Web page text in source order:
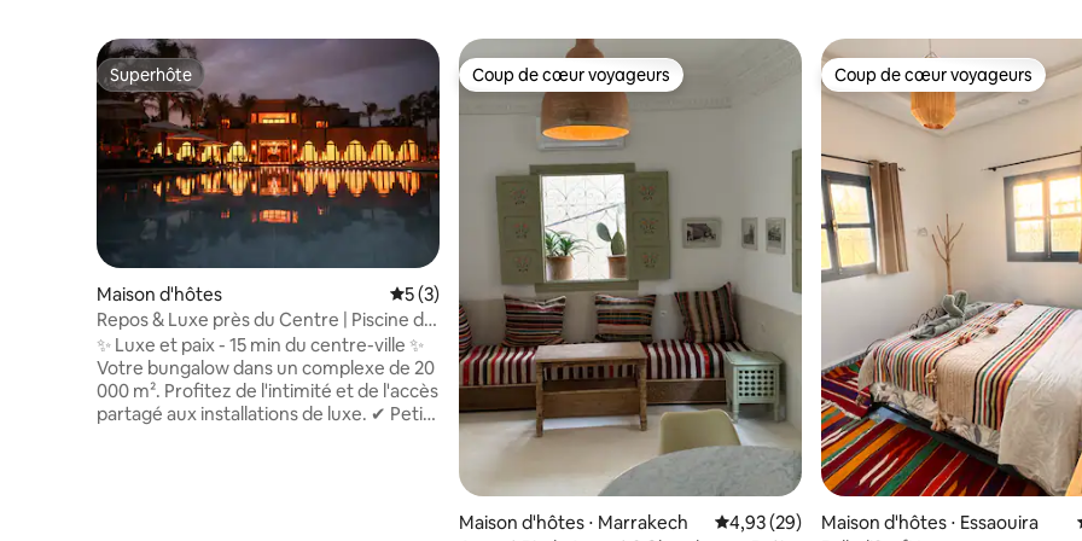
Superhôte
Superhôte
Maison d'hôtes Évaluation moyenne sur la base de 3 commentaires : 5 sur 5
5 (3)
Repos & Luxe près du Centre | Piscine de
10m
✨ Luxe et paix - 15 min du centre-ville ✨
Votre bungalow dans un complexe de 20
000 m². Profitez de l'intimité et de l'accès
partagé aux installations de luxe. ✔ Petit
Coup de cœur voyageurs
Coup de cœur voyageurs
Maison d'hôtes ⋅ Marrakech Évaluation moyenne sur la base de 29
4,93 (29)
Coup de cœur voyageurs
Coup de cœur voyageurs
Maison d'hôtes ⋅ Essaouira